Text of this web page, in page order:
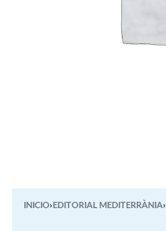
INICIO›EDITORIAL MEDITERRÀNIA›